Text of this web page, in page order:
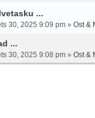
...
30, 2025 9:09 pm » Ost &
...
30, 2025 9:08 pm » Ost &